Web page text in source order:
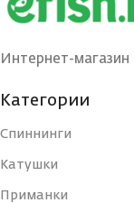
Интернет-магазин
Категории
Спиннинги
Катушки
Приманки